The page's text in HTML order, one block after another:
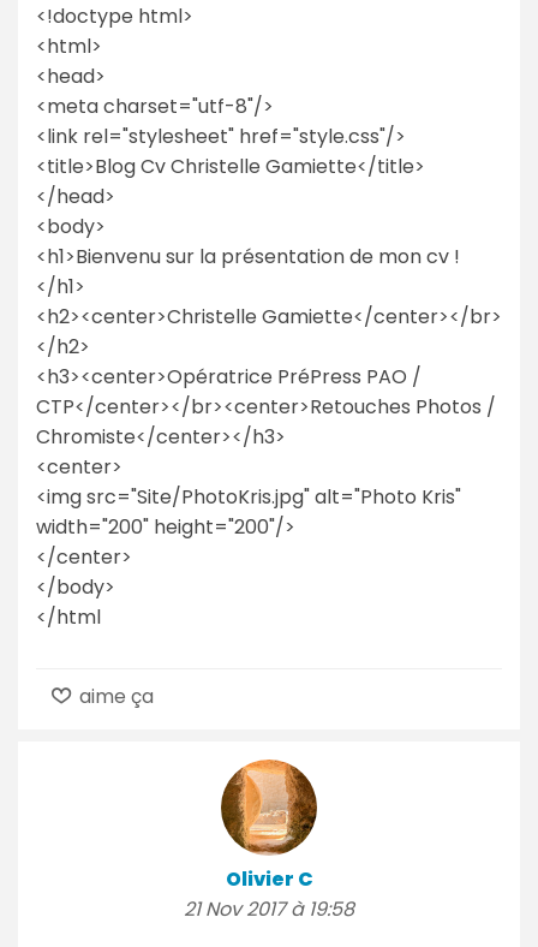
<!doctype html>
<html>
<head>
<meta charset="utf-8"/>
<link rel="stylesheet" href="style.css"/>
<title>Blog Cv Christelle Gamiette</title>
</head>
<body>
<h1>Bienvenu sur la présentation de mon cv !
</h1>
<h2><center>Christelle Gamiette</center></br>
</h2>
<h3><center>Opératrice PréPress PAO /
CTP</center></br><center>Retouches Photos /
Chromiste</center></h3>
<center>
<img src="Site/PhotoKris.jpg" alt="Photo Kris"
width="200" height="200"/>
</center>
</body>
</html
aime ça
Olivier C
21 Nov 2017 à 19:58